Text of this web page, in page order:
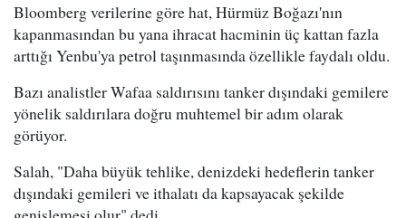
Bloomberg verilerine göre hat, Hürmüz Boğazı'nın
kapanmasından bu yana ihracat hacminin üç kattan fazla
arttığı Yenbu'ya petrol taşınmasında özellikle faydalı oldu.
Bazı analistler Wafaa saldırısını tanker dışındaki gemilere
yönelik saldırılara doğru muhtemel bir adım olarak
görüyor.
Salah, "Daha büyük tehlike, denizdeki hedeflerin tanker
dışındaki gemileri ve ithalatı da kapsayacak şekilde